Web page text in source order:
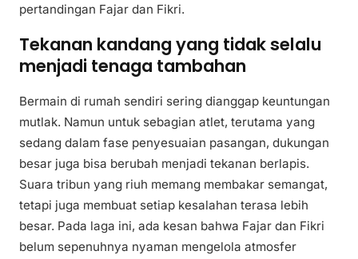
pertandingan Fajar dan Fikri.
Tekanan kandang yang tidak selalu
menjadi tenaga tambahan
Bermain di rumah sendiri sering dianggap keuntungan
mutlak. Namun untuk sebagian atlet, terutama yang
sedang dalam fase penyesuaian pasangan, dukungan
besar juga bisa berubah menjadi tekanan berlapis.
Suara tribun yang riuh memang membakar semangat,
tetapi juga membuat setiap kesalahan terasa lebih
besar. Pada laga ini, ada kesan bahwa Fajar dan Fikri
belum sepenuhnya nyaman mengelola atmosfer